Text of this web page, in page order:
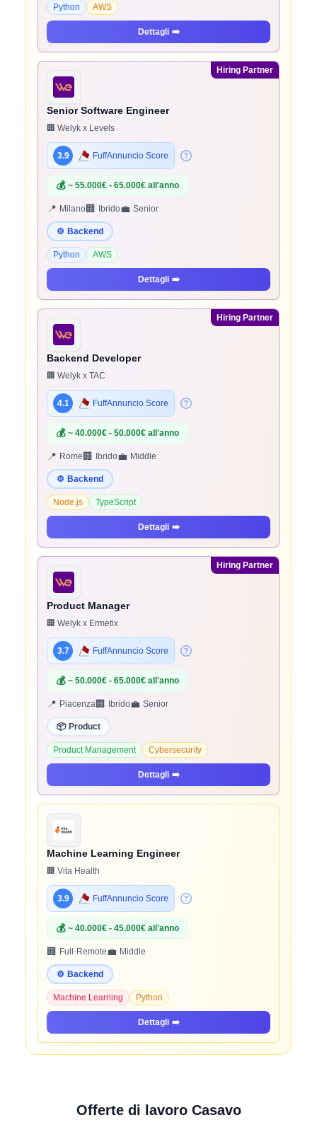
Python AWS
Dettagli ➡️
Hiring Partner
Senior Software Engineer
🏢 Welyk x Levels
3.9 FuffAnnuncio Score
💰 ~ 55.000€ - 65.000€ all'anno
📍 Milano🏢 Ibrido💼 Senior
⚙️ Backend
Python AWS
Dettagli ➡️
Hiring Partner
Backend Developer
🏢 Welyk x TAC
4.1 FuffAnnuncio Score
💰 ~ 40.000€ - 50.000€ all'anno
📍 Rome 🏢 Ibrido💼 Middle
⚙️ Backend
Node.js TypeScript
Dettagli ➡️
Hiring Partner
Product Manager
🏢 Welyk x Ermetix
3.7 FuffAnnuncio Score
💰 ~ 50.000€ - 65.000€ all'anno
📍 Piacenza🏢 Ibrido💼 Senior
📦 Product
Product Management Cybersecurity
Dettagli ➡️
Machine Learning Engineer
🏢 Vita Health
3.9 FuffAnnuncio Score
💰 ~ 40.000€ - 45.000€ all'anno
🏢 Full-Remote💼 Middle
⚙️ Backend
Machine Learning Python
Dettagli ➡️
Offerte di lavoro Casavo